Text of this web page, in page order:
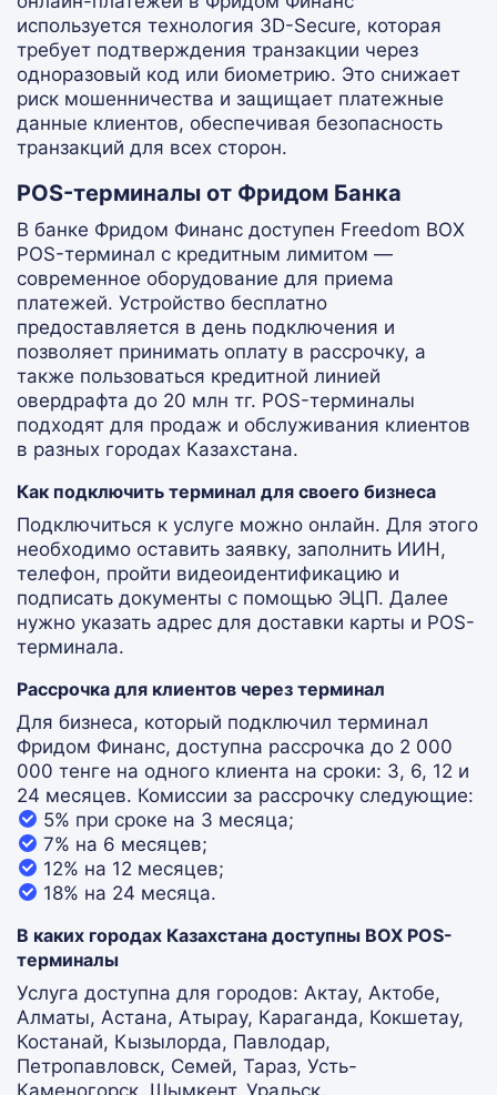
используется технология 3D-Secure, которая
требует подтверждения транзакции через
одноразовый код или биометрию. Это снижает
риск мошенничества и защищает платежные
данные клиентов, обеспечивая безопасность
транзакций для всех сторон.
POS-терминалы от Фридом Банка
В банке Фридом Финанс доступен Freedom BOX
POS-терминал с кредитным лимитом —
современное оборудование для приема
платежей. Устройство бесплатно
предоставляется в день подключения и
позволяет принимать оплату в рассрочку, а
также пользоваться кредитной линией
овердрафта до 20 млн тг. POS-терминалы
подходят для продаж и обслуживания клиентов
в разных городах Казахстана.
Как подключить терминал для своего бизнеса
Подключиться к услуге можно онлайн. Для этого
необходимо оставить заявку, заполнить ИИН,
телефон, пройти видеоидентификацию и
подписать документы с помощью ЭЦП. Далее
нужно указать адрес для доставки карты и POS-
терминала.
Рассрочка для клиентов через терминал
Для бизнеса, который подключил терминал
Фридом Финанс, доступна рассрочка до 2 000
000 тенге на одного клиента на сроки: 3, 6, 12 и
24 месяцев. Комиссии за рассрочку следующие:
5% при сроке на 3 месяца;
7% на 6 месяцев;
12% на 12 месяцев;
18% на 24 месяца.
В каких городах Казахстана доступны BOX POS-
терминалы
Услуга доступна для городов: Актау, Актобе,
Алматы, Астана, Атырау, Караганда, Кокшетау,
Костанай, Кызылорда, Павлодар,
Петропавловск, Семей, Тараз, Усть-
Каменогорск, Шымкент, Уральск.